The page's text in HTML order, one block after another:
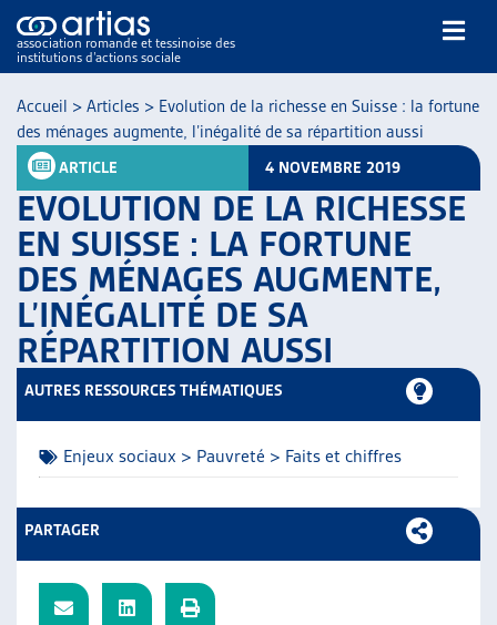
association romande et tessinoise des
institutions d’actions sociale
NOS PUBLICATIONS
ARTICLES
DOSSIERS DU MOIS
VEILLE
RESSOURCES
THÉMATIQUES
GUIDE SOCIAL ROMAND
JOURNÉES D’AUTOMNE
Accueil > Articles > Evolution de la richesse en Suisse : la fortune
des ménages augmente, l’inégalité de sa répartition aussi
ARTICLE 4 NOVEMBRE 2019
EVOLUTION DE LA RICHESSE
EN SUISSE : LA FORTUNE
DES MÉNAGES AUGMENTE,
L’INÉGALITÉ DE SA
RÉPARTITION AUSSI
AUTRES RESSOURCES THÉMATIQUES
Enjeux sociaux > Pauvreté > Faits et chiffres
PARTAGER